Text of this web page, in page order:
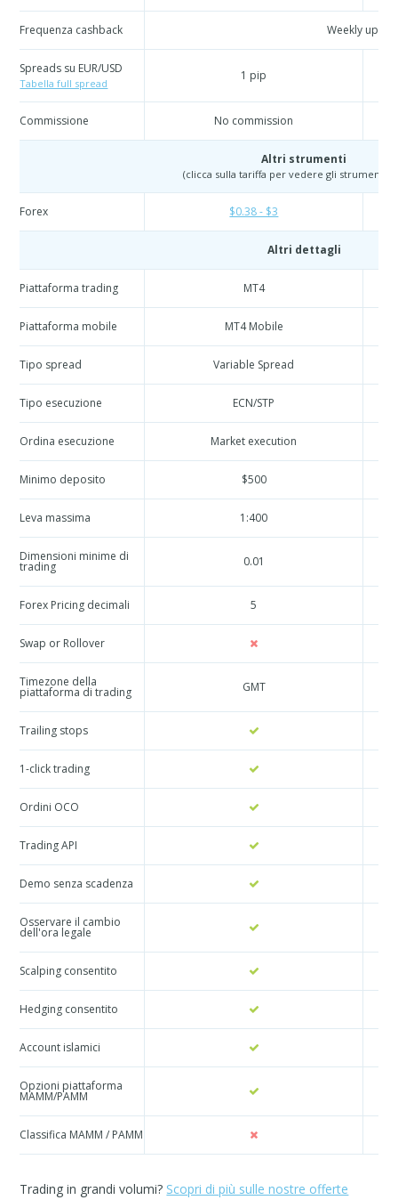
Frequenza cashback Weekly
Spreads su EUR/USD
Tabella full spread
1 pip
Commissione No commission
Altri strumenti
(clicca sulla tariffa per vedere gli strumenti
Forex $0.38 - $3
Altri dettagli
Piattaforma trading MT4
Piattaforma mobile MT4 Mobile
Tipo spread Variable Spread
Tipo esecuzione ECN/STP
Ordina esecuzione Market execution
Minimo deposito $500
Leva massima 1:400
Dimensioni minime di
trading 0.01
Forex Pricing decimali 5
Swap or Rollover
Timezone della
piattaforma di trading GMT
Trailing stops
1-click trading
Ordini OCO
Trading API
Demo senza scadenza
Osservare il cambio
dell'ora legale
Scalping consentito
Hedging consentito
Account islamici
Opzioni piattaforma
MAMM/PAMM
Classifica MAMM / PAMM
Trading in grandi volumi? Scopri di più sulle nostre offerte